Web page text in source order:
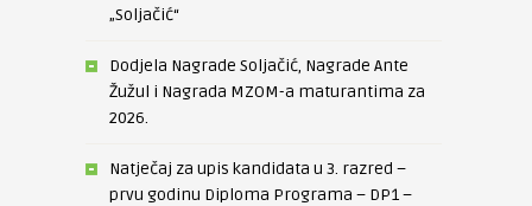
„Soljačić“
Dodjela Nagrade Soljačić, Nagrade Ante
Žužul i Nagrada MZOM-a maturantima za
2026.
Natječaj za upis kandidata u 3. razred –
prvu godinu Diploma Programa – DP1 –